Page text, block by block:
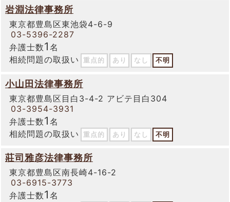
岩淵法律事務所
東京都豊島区東池袋4-6-9
03-5396-2287
弁護士数1 名
相続問題の取扱い
重点的 あり なし 不明
小山田法律事務所
東京都豊島区目白3-4-2 アビテ目白304
03-3954-3931
弁護士数1 名
相続問題の取扱い
重点的 あり なし 不明
莊司雅彦法律事務所
東京都豊島区南長崎4-16-2
03-6915-3773
弁護士数1 名